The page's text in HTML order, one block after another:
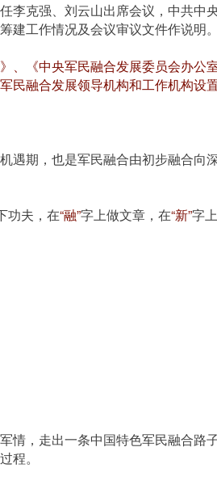
李克强、刘云山出席会议，中共中
工作情况及会议审议文件作说明。
、《中央军民融合发展委员会办公
民融合发展领导机构和工作机构设
遇期，也是军民融合由初步融合向
功夫，在“融”字上做文章，在“新”字
情，走出一条中国特色军民融合路
程。